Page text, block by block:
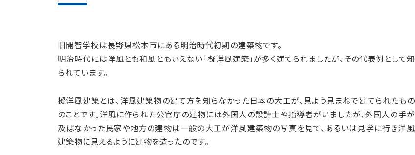
旧開智学校は長野県松本市にある明治時代初期の建築物です。
明治時代には洋風とも和風ともいえない「擬洋風建築」が多く建てられましたが、その代表例として知
られています。
擬洋風建築とは、洋風建築物の建て方を知らなかった日本の大工が、見よう見まねで建てられたもの
のことです。洋風に作られた公官庁の建物には外国人の設計士や指導者がいましたが、外国人の手が
及ばなかった民家や地方の建物は一般の大工が洋風建築物の写真を見て、あるいは見学に行き洋風
建築物に見えるように建物を造ったのです。